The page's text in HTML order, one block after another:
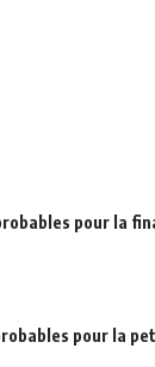
pour la
pour la